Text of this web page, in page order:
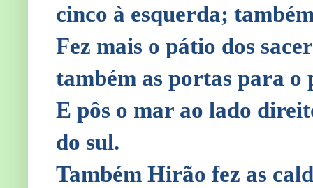
cinco à esquerda;
Fez mais o pátio dos
também as portas para o
E pôs o mar ao lado
do sul.
Também Hirão fez as